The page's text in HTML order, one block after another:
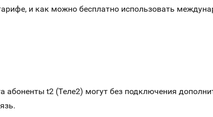
и как можно бесплатно использовать
абоненты t2 (Теле2) могут без подключения